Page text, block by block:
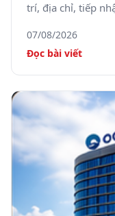
trí, địa chỉ, tiếp
Mai.
07/08/2026
Đọc bài viết